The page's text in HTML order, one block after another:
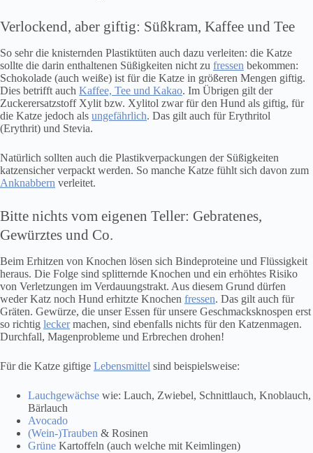
Verlockend, aber giftig: Süßkram, Kaffee und Tee
So sehr die knisternden Plastiktüten auch dazu verleiten: die Katze
sollte die darin enthaltenen Süßigkeiten nicht zu fressen bekommen:
Schokolade (auch weiße) ist für die Katze in größeren Mengen giftig.
Dies betrifft auch Kaffee, Tee und Kakao. Im Übrigen gilt der
Zuckerersatzstoff Xylit bzw. Xylitol zwar für den Hund als giftig, für
die Katze jedoch als ungefährlich. Das gilt auch für Erythritol
(Erythrit) und Stevia.
Natürlich sollten auch die Plastikverpackungen der Süßigkeiten
katzensicher verpackt werden. So manche Katze fühlt sich davon zum
Anknabbern verleitet.
Bitte nichts vom eigenen Teller: Gebratenes,
Gewürztes und Co.
Beim Erhitzen von Knochen lösen sich Bindeproteine und Flüssigkeit
heraus. Die Folge sind splitternde Knochen und ein erhöhtes Risiko
von Verletzungen im Verdauungstrakt. Aus diesem Grund dürfen
weder Katz noch Hund erhitzte Knochen fressen. Das gilt auch für
Gräten. Gewürze, die unser Essen für unsere Geschmacksknospen erst
so richtig leckermachen, sind ebenfalls nichts für den Katzenmagen.
Durchfall, Magenprobleme und Erbrechen drohen!
Für die Katze giftige Lebensmittel sind beispielsweise:
Lauchgewächse wie: Lauch, Zwiebel, Schnittlauch, Knoblauch,
Bärlauch
Avocado
(Wein-)Trauben & Rosinen
Grüne Kartoffeln (auch welche mit Keimlingen)